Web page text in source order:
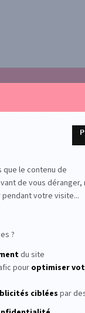
SUR
le contenu de
de vous déranger,
votre visite...
?
du site
pour optimiser
ciblées par